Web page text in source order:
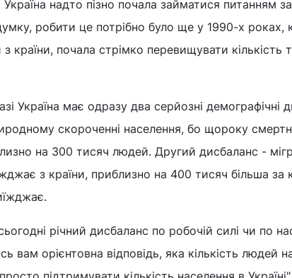
надто пізно почала займатися питанням
робити це потрібно було ще у 1990-х роках,
країни, почала стрімко перевищувати кількість
Україна має одразу два серйозні демографічні
скороченні населення, бо щороку
на 300 тисяч людей. Другий дисбаланс -
з країни, приблизно на 400 тисяч більша за
річний дисбаланс по робочій силі чи по
вам орієнтовна відповідь, яка кількість людей